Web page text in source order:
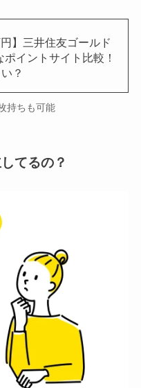
円】三井住友ゴールド
ポイントサイト比較！
？
持ちも可能
てるの？